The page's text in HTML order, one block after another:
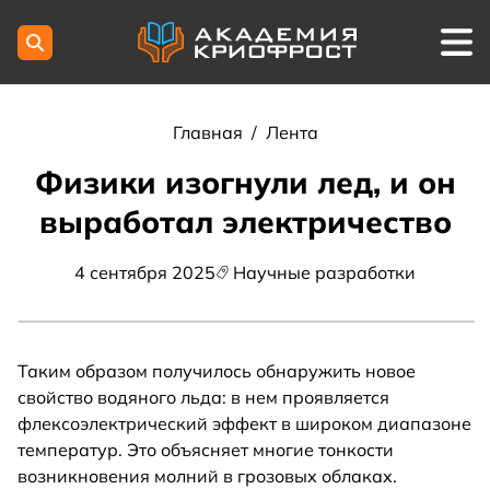
Главная / Лента
Физики изогнули лед, и он
выработал электричество
4 сентября 2025 Научные разработки
Таким образом получилось обнаружить новое
свойство водяного льда: в нем проявляется
флексоэлектрический эффект в широком диапазоне
температур. Это объясняет многие тонкости
возникновения молний в грозовых облаках.